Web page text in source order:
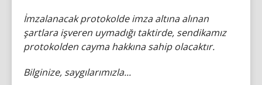
İmzalanacak protokolde imza altına alınan
şartlara işveren uymadığı taktirde, sendikamız
protokolden cayma hakkına sahip olacaktır.
Bilginize, saygılarımızla...